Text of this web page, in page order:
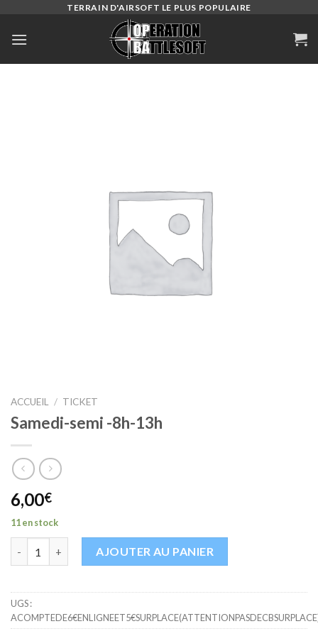
content
TERRAIN D'AIRSOFT LE PLUS POPULAIRE
ACCUEIL / TICKET
Samedi-semi -8h-13h
6,00€
11 en stock
AJOUTER AU PANIER
UGS :